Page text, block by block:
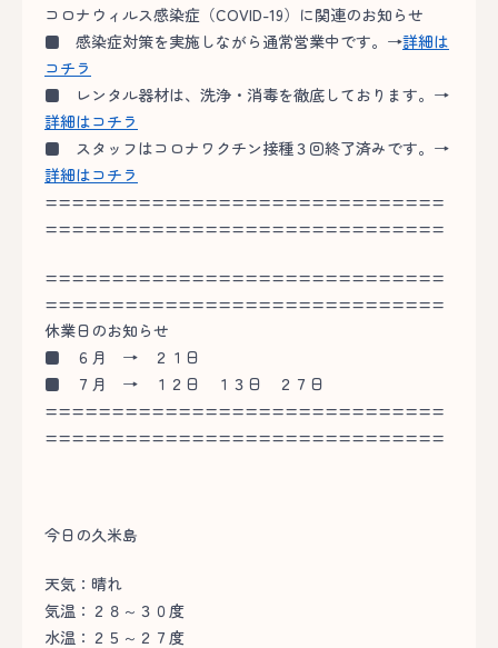
コロナウィルス感染症（COVID-19）に関連のお知らせ
■ 感染症対策を実施しながら通常営業中です。→詳細は
コチラ
■ レンタル器材は、洗浄・消毒を徹底しております。→
詳細はコチラ
■ スタッフはコロナワクチン接種３回終了済みです。→
詳細はコチラ
==============================
==============================
==============================
==============================
休業日のお知らせ
■ ６月 → ２１日
■ ７月 → １２日 １３日 ２７日
==============================
==============================
今日の久米島
天気：晴れ
気温：２８～３０度
水温：２５～２７度